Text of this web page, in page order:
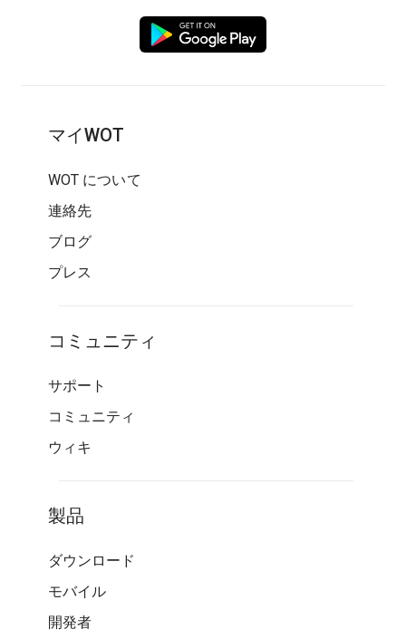
マイWOT
WOT について
連絡先
ブログ
プレス
コミュニティ
サポート
コミュニティ
ウィキ
製品
ダウンロード
モバイル
開発者